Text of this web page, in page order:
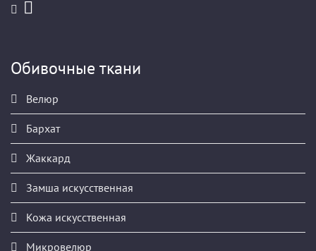
Обивочные ткани
Велюр
Бархат
Жаккард
Замша искусственная
Кожа искусственная
Микровелюр